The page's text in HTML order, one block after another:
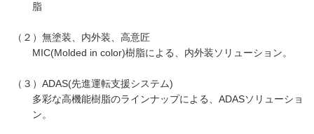
脂
（２）無塗装、内外装、高意匠
MIC(Molded in color)樹脂による、内外装ソリューション。
（３）ADAS(先進運転支援システム)
多彩な高機能樹脂のラインナップによる、ADASソリューショ
ン。